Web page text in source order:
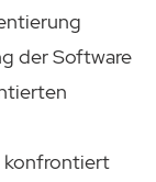
der Software
konfrontiert